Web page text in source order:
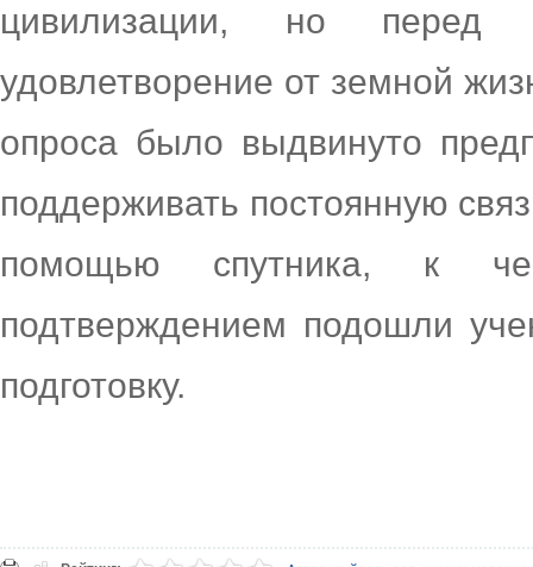
цивилизации, но перед
удовлетворение от земной
опроса было выдвинуто
поддерживать постоянную
помощью спутника, к
подтверждением подошли
подготовку.